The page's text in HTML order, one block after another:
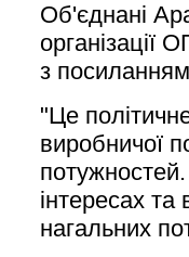
Об'єднані
з посиланням
"Це
виробничої
інтересах
нагальних